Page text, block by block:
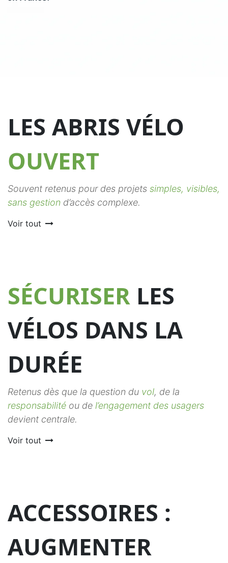
LES ABRIS VÉLO
OUVERT
Souvent retenus pour des projets simples, visibles,
sans gestion d’accès complexe.
Voir tout
SÉCURISER LES
VÉLOS DANS LA
DURÉE
Retenus dès que la question du vol, de la
responsabilité ou de l’engagement des usagers
devient centrale.
Voir tout
ACCESSOIRES :
AUGMENTER